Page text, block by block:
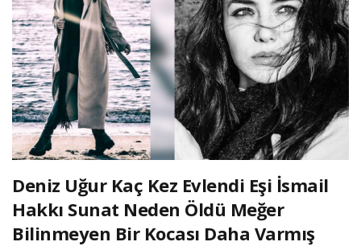
Deniz Uğur Kaç Kez Evlendi Eşi İsmail
Hakkı Sunat Neden Öldü Meğer
Bilinmeyen Bir Kocası Daha Varmış